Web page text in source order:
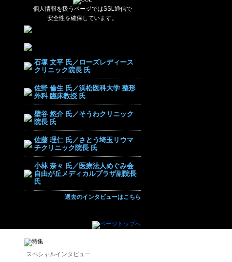
個人情報を扱うページではSSL通信で
安全性を確保しています。
石塚 文平 氏／ローズレディース
クリニック院長 氏
佐野 倫生 氏／浜松医科大学 整形
外科 臨床教授 氏
壁谷 悠介 氏／そうわクリニック
院長 氏
佐藤 理仁 氏／さとう埼玉リウマ
チクリニック院長 氏
小林 奈々 氏／医療法人めぐみ会
自由が丘メディカルプラザ副院長
氏
過去のインタビューはこちら
スペシャルインタビュー